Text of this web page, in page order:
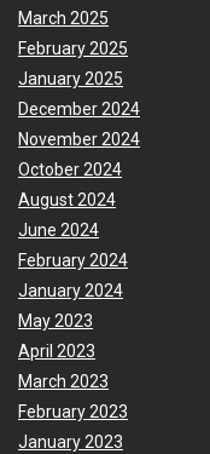
March 2025
February 2025
January 2025
December 2024
November 2024
October 2024
August 2024
June 2024
February 2024
January 2024
May 2023
April 2023
March 2023
February 2023
January 2023